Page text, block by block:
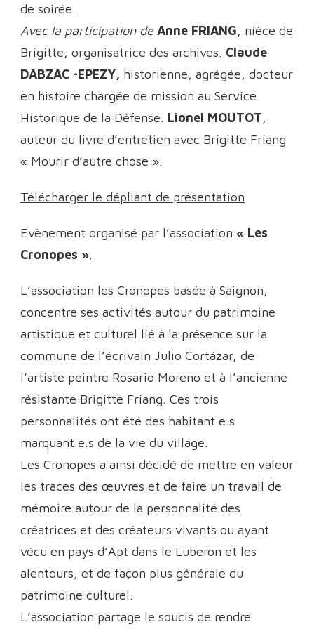
de soirée.
Avec la participation de Anne FRIANG, nièce de
Brigitte, organisatrice des archives. Claude
DABZAC -EPEZY, historienne, agrégée, docteur
en histoire chargée de mission au Service
Historique de la Défense. Lionel MOUTOT,
auteur du livre d’entretien avec Brigitte Friang
« Mourir d’autre chose ».
Télécharger le dépliant de présentation
Evènement organisé par l’association « Les
Cronopes ».
L’association les Cronopes basée à Saignon,
concentre ses activités autour du patrimoine
artistique et culturel lié à la présence sur la
commune de l’écrivain Julio Cortázar, de
l’artiste peintre Rosario Moreno et à l’ancienne
résistante Brigitte Friang. Ces trois
personnalités ont été des habitant.e.s
marquant.e.s de la vie du village.
Les Cronopes a ainsi décidé de mettre en valeur
les traces des œuvres et de faire un travail de
mémoire autour de la personnalité des
créatrices et des créateurs vivants ou ayant
vécu en pays d’Apt dans le Luberon et les
alentours, et de façon plus générale du
patrimoine culturel.
L’association partage le soucis de rendre